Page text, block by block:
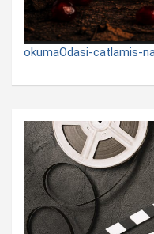
okumaOdasi-catlamis-